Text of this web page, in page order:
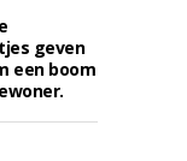
geven
een boom